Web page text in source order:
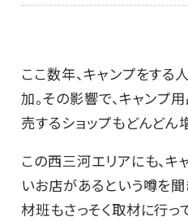
ここ数年、キャンプをす
加。その影響で、キャンプ
売するショップもどんどん
この西三河エリアにも、
いお店があるという噂を
材班もさっそく取材に行っ